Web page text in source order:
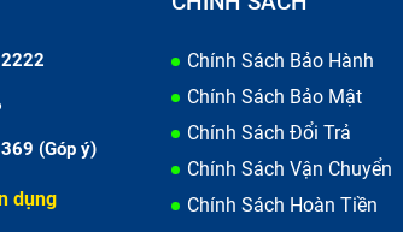
độ phân giải, độ sáng, độ tương phản,
cảm biến và các tính năng khác của điện
(Góp ý)
dụng
Chính Sách Bảo Hành
Chính Sách Bảo Mật
Chính Sách Đổi Trả
Chính Sách Vận Chuyển
Chính Sách Hoàn Tiền